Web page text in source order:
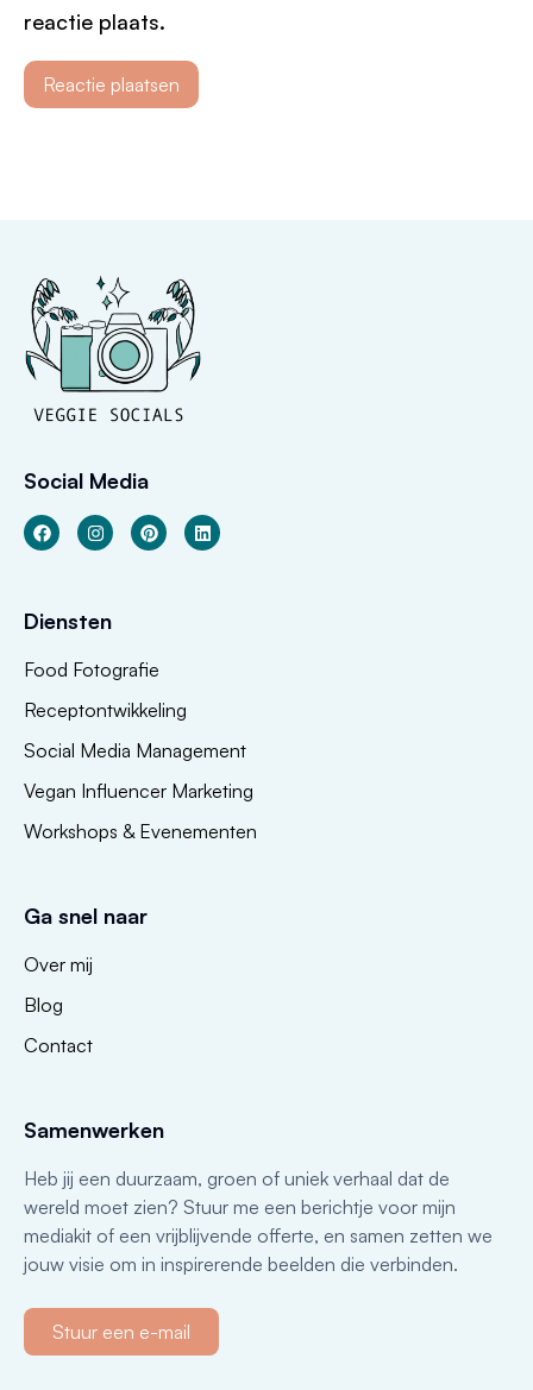
reactie plaats.
Social Media
Diensten
Food Fotografie
Receptontwikkeling
Social Media Management
Vegan Influencer Marketing
Workshops & Evenementen
Ga snel naar
Over mij
Blog
Contact
Samenwerken
Heb jij een duurzaam, groen of uniek verhaal dat de
wereld moet zien? Stuur me een berichtje voor mijn
mediakit of een vrijblijvende offerte, en samen zetten we
jouw visie om in inspirerende beelden die verbinden.
Stuur een e-mail